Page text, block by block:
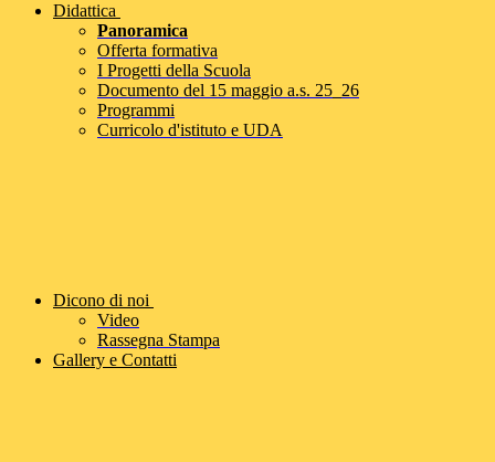
Didattica
Panoramica
Offerta formativa
I Progetti della Scuola
Documento del 15 maggio a.s. 25_26
Programmi
Curricolo d'istituto e UDA
Dicono di noi
Video
Rassegna Stampa
Gallery e Contatti